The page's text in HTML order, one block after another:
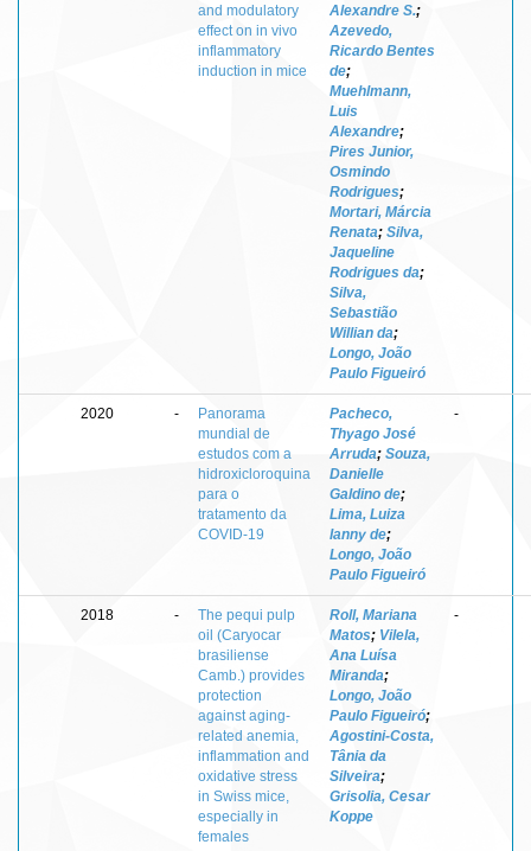
and modulatory
effect on in vivo
inflammatory
induction in mice
Alexandre S.;
Azevedo,
Ricardo Bentes
de;
Muehlmann,
Luis
Alexandre;
Pires Junior,
Osmindo
Rodrigues;
Mortari, Márcia
Renata; Silva,
Jaqueline
Rodrigues da;
Silva,
Sebastião
Willian da;
Longo, João
Paulo Figueiró
2020 -
Panorama
mundial de
estudos com a
hidroxicloroquina
para o
tratamento da
COVID-19
Pacheco,
Thyago José
Arruda; Souza,
Danielle
Galdino de;
Lima, Luiza
Ianny de;
Longo, João
Paulo Figueiró
-
2018 -
The pequi pulp
oil (Caryocar
brasiliense
Camb.) provides
protection
against aging-
related anemia,
inflammation and
oxidative stress
in Swiss mice,
especially in
females
Roll, Mariana
Matos; Vilela,
Ana Luísa
Miranda;
Longo, João
Paulo Figueiró;
Agostini-Costa,
Tânia da
Silveira;
Grisolia, Cesar
Koppe
-